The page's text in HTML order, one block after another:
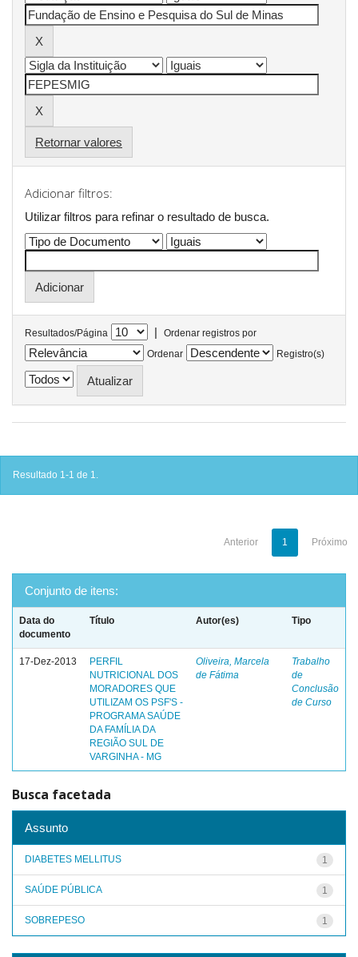
Retornar valores
Adicionar filtros:
Utilizar filtros para refinar o resultado de busca.
Resultados/Página |
Ordenar registros por
Ordenar
Registro(s)
Resultado 1-1 de 1.
Anterior 1 Próximo
Conjunto de itens:
Data do
documento
Título Autor(es) Tipo
17-Dez-2013
PERFIL
NUTRICIONAL DOS
MORADORES QUE
UTILIZAM OS PSF'S -
PROGRAMA SAÚDE
DA FAMÍLIA DA
REGIÃO SUL DE
VARGINHA - MG
Oliveira, Marcela
de Fátima
Trabalho
de
Conclusão
de Curso
Busca facetada
Assunto
1
DIABETES MELLITUS
1
SAÚDE PÚBLICA
1
SOBREPESO